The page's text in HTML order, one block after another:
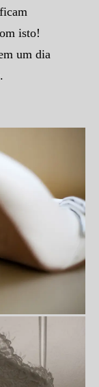
isto!
um dia